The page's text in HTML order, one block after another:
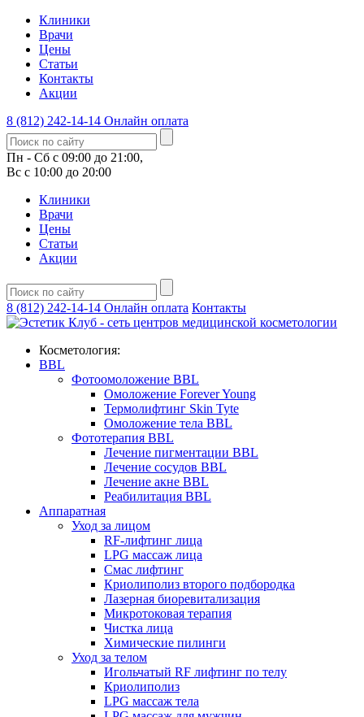
Клиники
Врачи
Цены
Статьи
Контакты
Акции
8 (812) 242-14-14 Онлайн оплата
Пн - Сб с 09:00 до 21:00,
Вс с 10:00 до 20:00
Клиники
Врачи
Цены
Статьи
Акции
8 (812) 242-14-14 Онлайн оплата Контакты
Косметология:
BBL
Фотоомоложение BBL
Омоложение Forever Young
Термолифтинг Skin Tyte
Омоложение тела BBL
Фототерапия BBL
Лечение пигментации BBL
Лечение сосудов BBL
Лечение акне BBL
Реабилитация BBL
Аппаратная
Уход за лицом
RF-лифтинг лица
LPG массаж лица
Смас лифтинг
Криолиполиз второго подбородка
Лазерная биоревитализация
Микротоковая терапия
Чистка лица
Химические пилинги
Уход за телом
Игольчатый RF лифтинг по телу
Криолиполиз
LPG массаж тела